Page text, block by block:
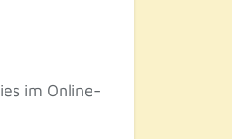
im Online-